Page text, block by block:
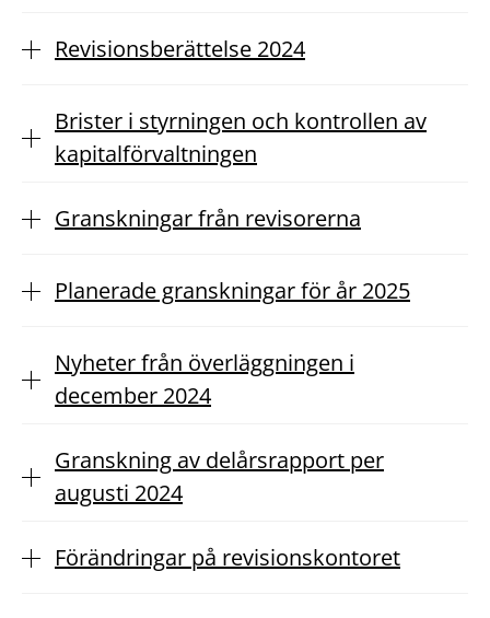
Revisionsberättelse 2024
Brister i styrningen och kontrollen av
kapitalförvaltningen
Granskningar från revisorerna
Planerade granskningar för år 2025
Nyheter från överläggningen i
december 2024
Granskning av delårsrapport per
augusti 2024
Förändringar på revisionskontoret